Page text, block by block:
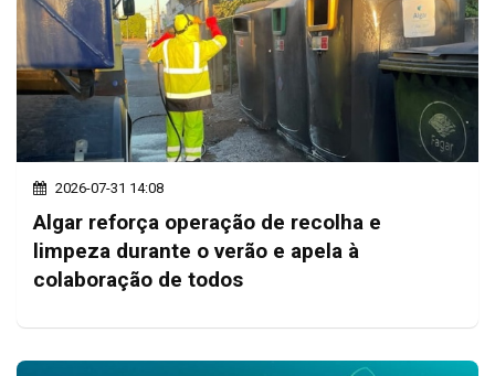
2026-07-31 14:08
Algar reforça operação de recolha e
limpeza durante o verão e apela à
colaboração de todos